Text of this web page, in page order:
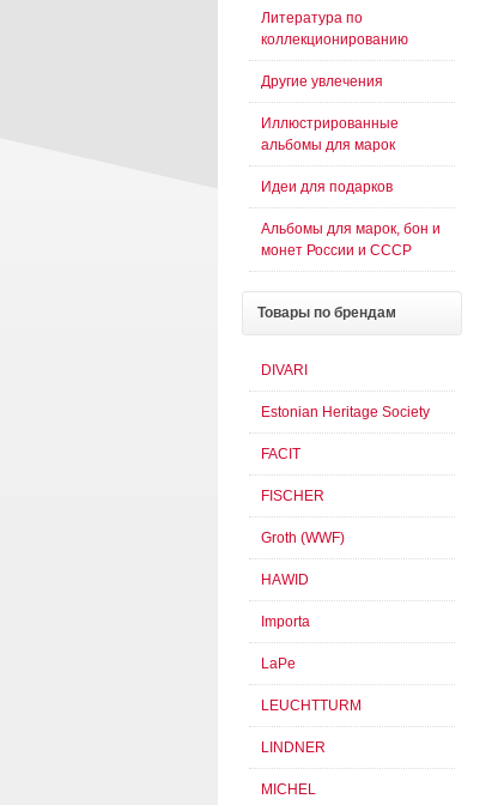
Литература по
коллекционированию
Другие увлечения
Иллюстрированные
альбомы для марок
Идеи для подарков
Альбомы для марок, бон и
монет России и СССР
Товары по брендам
DIVARI
Estonian Heritage Society
FACIT
FISCHER
Groth (WWF)
HAWID
Importa
LaPe
LEUCHTTURM
LINDNER
MICHEL